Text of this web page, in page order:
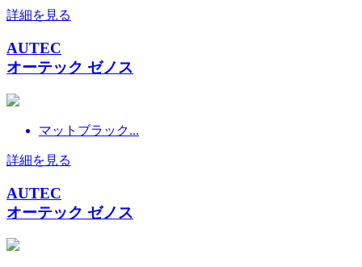
詳細を見る
AUTEC
オーテック ゼノス
マットブラック...
詳細を見る
AUTEC
オーテック ゼノス